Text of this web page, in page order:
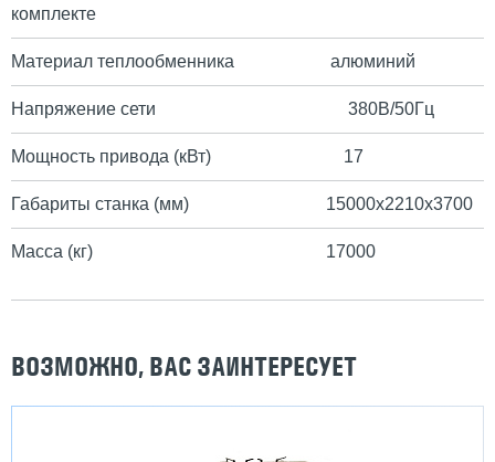
комплекте
Материал теплообменника алюминий
Напряжение сети 380В/50Гц
Мощность привода (кВт) 17
Габариты станка (мм) 15000х2210х3700
Масса (кг) 17000
ВОЗМОЖНО, ВАС ЗАИНТЕРЕСУЕТ